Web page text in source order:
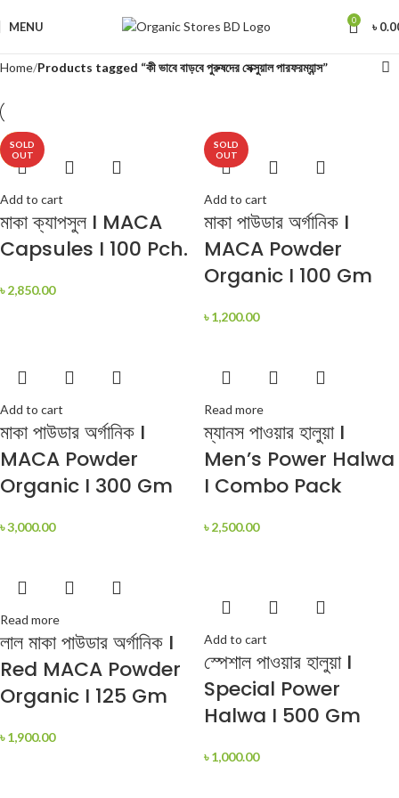
MENU 0 ৳
Home Products tagged “কী ভাবে বাড়বে পুরুষদের সেক্সুয়াল পারফরম্যান্স”
HOT
Add to cart
মাকা ক্যাপসুল I MACA
Capsules I 100 Pch.
৳2,850.00
Add to cart
মাকা পাউডার অর্গানিক I
MACA Powder
Organic I 100 Gm
৳1,200.00
Add to cart
মাকা পাউডার অর্গানিক I
MACA Powder
Organic I 300 Gm
৳3,000.00
SOLD
OUT
Read more
ম্যানস পাওয়ার হালুয়া I
Men’s Power Halwa
I Combo Pack
৳2,500.00
SOLD
OUT
Read more
লাল মাকা পাউডার অর্গানিক I
Red MACA Powder
Organic I 125 Gm
৳1,900.00
Add to cart
স্পেশাল পাওয়ার হালুয়া I
Special Power
Halwa I 500 Gm
৳1,000.00